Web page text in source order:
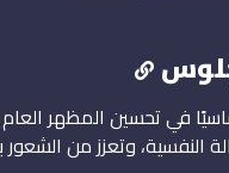
في تحسين المظهر
النفسية، وتعزز من الشعور